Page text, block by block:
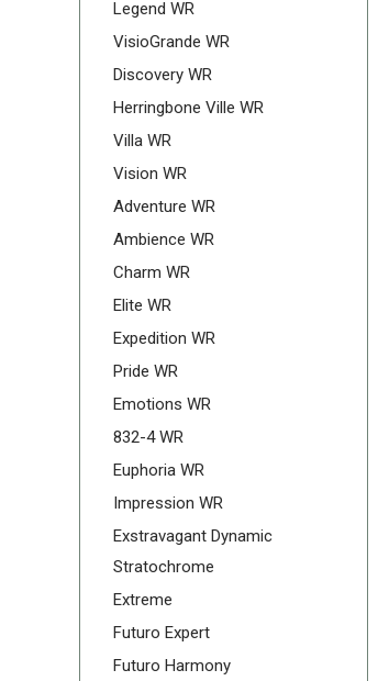
Legend WR
VisioGrande WR
Discovery WR
Herringbone Ville WR
Villa WR
Vision WR
Adventure WR
Ambience WR
Charm WR
Elite WR
Expedition WR
Pride WR
Emotions WR
832-4 WR
Euphoria WR
Impression WR
Exstravagant Dynamic
Stratochrome
Extreme
Futuro Expert
Futuro Harmony